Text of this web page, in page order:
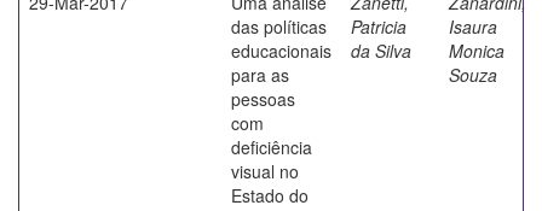
das políticas
educacionais
para as
pessoas
com
deficiência
visual no
Estado do
Patricia
da Silva
Isaura
Monica
Souza